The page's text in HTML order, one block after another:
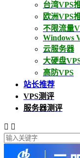
台湾VPS
欧洲VPS
不限流量
Windows
云服务器
大硬盘
高防VPS
站长推荐
VPS测评
服务器测评
 